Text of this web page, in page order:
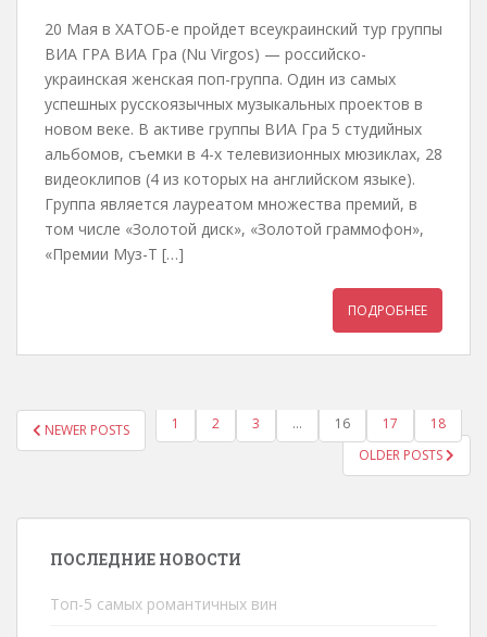
20 Мая в ХАТОБ-е пройдет всеукраинский тур группы
ВИА ГРА ВИА Гра (Nu Virgos) — российско-
украинская женская поп-группа. Один из самых
успешных русскоязычных музыкальных проектов в
новом веке. В активе группы ВИА Гра 5 студийных
альбомов, съемки в 4-х телевизионных мюзиклах, 28
видеоклипов (4 из которых на английском языке).
Группа является лауреатом множества премий, в
том числе «Золотой диск», «Золотой граммофон»,
«Премии Муз-Т […]
ПОДРОБНЕЕ
ПАГИНАЦИЯ ЗАПИСЕЙ
NEWER POSTS 1 2 3 … 16 17
18
OLDER POSTS
ПОСЛЕДНИЕ НОВОСТИ
Топ-5 самых романтичных вин